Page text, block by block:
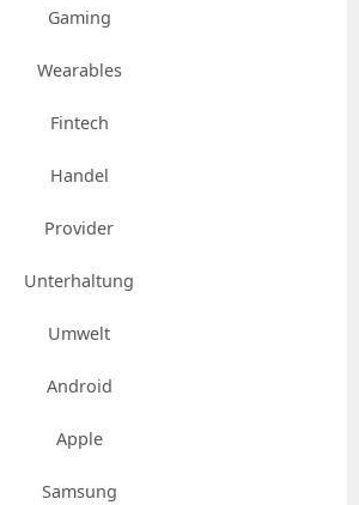
Gaming
Wearables
Fintech
Handel
Provider
Unterhaltung
Umwelt
Android
Apple
Samsung